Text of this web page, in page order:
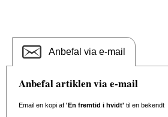
Anbefal via e-mail
Anbefal artiklen via e-mail
Email en kopi af 'En fremtid i hvidt' til en bekendt